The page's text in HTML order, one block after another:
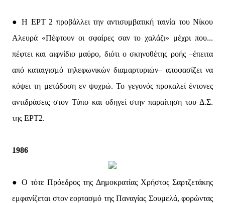
● Η ΕΡΤ 2 προβάλλει την αντισυμβατική ταινία του Νίκου
Αλευρά «Πέφτουν οι σφαίρες σαν το χαλάζι» μέχρι που...
πέφτει και αιφνίδιο μαύρο, διότι ο σκηνοθέτης ροής –έπειτα
από καταιγισμό τηλεφωνικών διαμαρτυριών– αποφασίζει να
κόψει τη μετάδοση εν ψυχρώ. Το γεγονός προκαλεί έντονες
αντιδράσεις στον Τύπο και οδηγεί στην παραίτηση του Δ.Σ.
της ΕΡΤ2.
1986
● O τότε Πρόεδρος της Δημοκρατίας Χρήστος Σαρτζετάκης
εμφανίζεται στον εορτασμό της Παναγίας Σουμελά, φορώντας